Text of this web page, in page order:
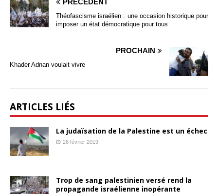
Théofascisme israélien : une occasion historique pour
imposer un état démocratique pour tous
PROCHAIN
Khader Adnan voulait vivre
ARTICLES LIÉS
La judaïsation de la Palestine est un échec
26 février 2019
Trop de sang palestinien versé rend la
propagande israélienne inopérante